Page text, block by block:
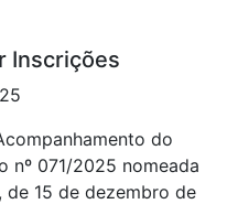
Inscrições
do
nº 071/2025 nomeada
de 15 de dezembro de